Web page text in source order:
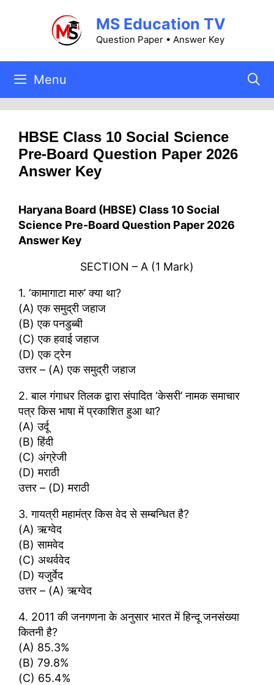
MS Education TV
Question Paper • Answer Key
Menu
HBSE Class 10 Social Science
Pre-Board Question Paper 2026
Answer Key
Haryana Board (HBSE) Class 10 Social
Science Pre-Board Question Paper 2026
Answer Key
SECTION – A (1 Mark)
1. ‘कामागाटा मारु’ क्या था?
(A) एक समुद्री जहाज
(B) एक पनडुब्बी
(C) एक हवाई जहाज
(D) एक ट्रेन
उत्तर – (A) एक समुद्री जहाज
2. बाल गंगाधर तिलक द्वारा संपादित ‘केसरी’ नामक समाचार
पत्र किस भाषा में प्रकाशित हुआ था?
(A) उर्दू
(B) हिंदी
(C) अंग्रेजी
(D) मराठी
उत्तर – (D) मराठी
3. गायत्री महामंत्र किस वेद से सम्बन्धित है?
(A) ऋग्वेद
(B) सामवेद
(C) अथर्ववेद
(D) यजुर्वेद
उत्तर – (A) ऋग्वेद
4. 2011 की जनगणना के अनुसार भारत में हिन्दू जनसंख्या
कितनी है?
(A) 85.3%
(B) 79.8%
(C) 65.4%